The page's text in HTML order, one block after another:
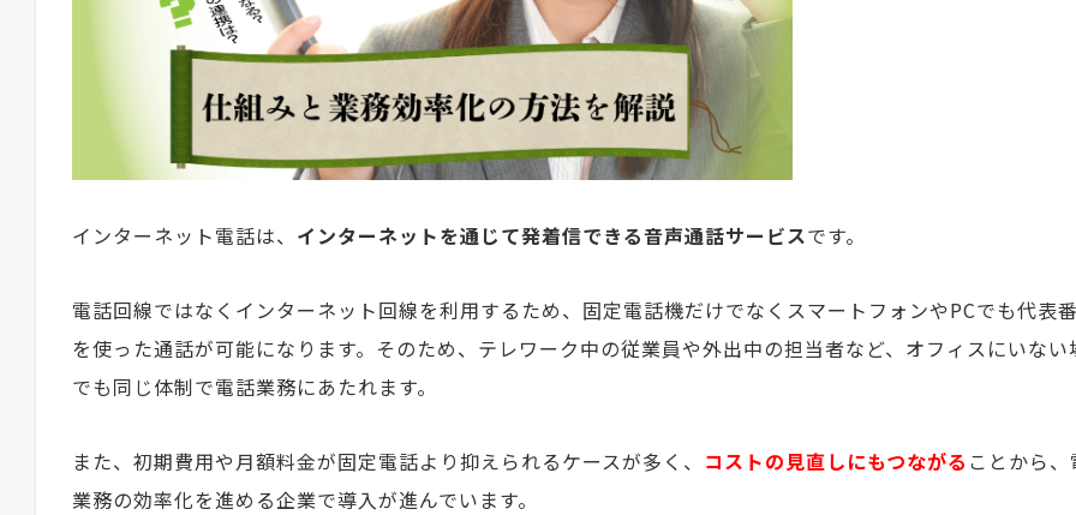
インターネット電話は、 インターネットを通じて発着信できる音声通話サービスです。
電話回線ではなくインターネット回線を利用するため、固定電話機だけでなくスマートフォンやPCでも代表
を使った通話が可能になります。そのため、テレワーク中の従業員や外出中の担当者など、オフィスにいない
でも同じ体制で電話業務にあたれます。
また、初期費用や月額料金が固定電話より抑えられるケースが多く、 コストの見直しにもつながる ことから、
業務の効率化を進める企業で導入が進んでいます。